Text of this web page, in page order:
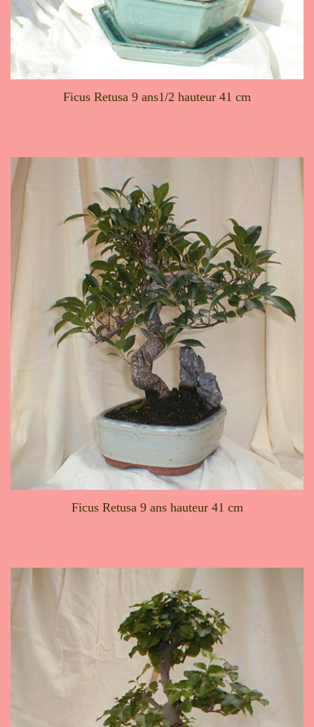
Ficus Retusa 9 ans1/2 hauteur 41 cm
Ficus Retusa 9 ans hauteur 41 cm